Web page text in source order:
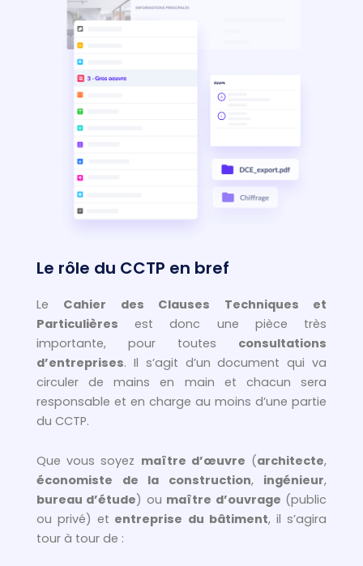
Le rôle du CCTP en bref
Le Cahier des Clauses Techniques et
Particulières est donc une pièce très
importante, pour toutes consultations
d’entreprises. Il s’agit d’un document qui va
circuler de mains en main et chacun sera
responsable et en charge au moins d’une partie
du CCTP.
Que vous soyez maître d’œuvre (architecte,
économiste de la construction, ingénieur,
bureau d’étude) ou maître d’ouvrage (public
ou privé) et entreprise du bâtiment, il s’agira
tour à tour de :